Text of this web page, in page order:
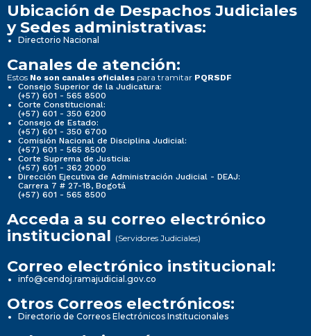
Ubicación de Despachos Judiciales
y Sedes administrativas:
Directorio Nacional
Canales de atención:
Estos No son canales oficiales para tramitar PQRSDF
Consejo Superior de la Judicatura:
(+57) 601 - 565 8500
Corte Constitucional:
(+57) 601 - 350 6200
Consejo de Estado:
(+57) 601 - 350 6700
Comisión Nacional de Disciplina Judicial:
(+57) 601 - 565 8500
Corte Suprema de Justicia:
(+57) 601 - 362 2000
Dirección Ejecutiva de Administración Judicial - DEAJ:
Carrera 7 # 27-18, Bogotá
(+57) 601 - 565 8500
Acceda a su correo electrónico
institucional (Servidores Judiciales)
Correo electrónico institucional:
info@cendoj.ramajudicial.gov.co
Otros Correos electrónicos:
Directorio de Correos Electrónicos Institucionales